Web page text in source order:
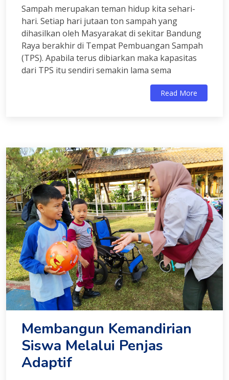
Sampah merupakan teman hidup kita sehari-
hari. Setiap hari jutaan ton sampah yang
dihasilkan oleh Masyarakat di sekitar Bandung
Raya berakhir di Tempat Pembuangan Sampah
(TPS). Apabila terus dibiarkan maka kapasitas
dari TPS itu sendiri semakin lama sema
Read More
Membangun Kemandirian
Siswa Melalui Penjas
Adaptif